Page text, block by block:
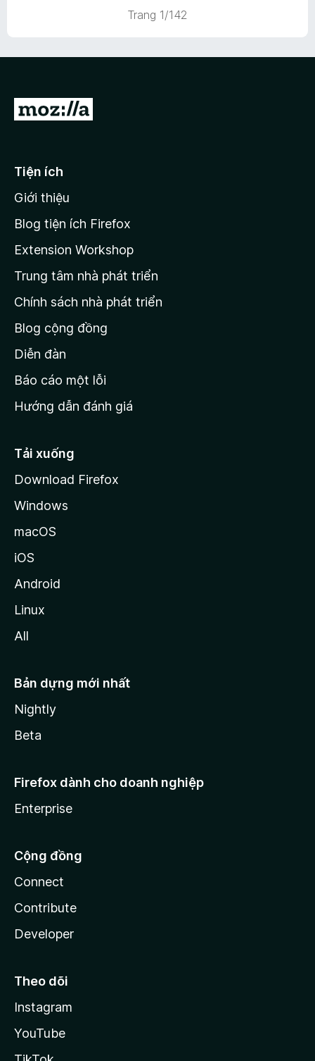
Trang 1/142
Đ
ế
t
r
n
g
c
ủ
M
o
i
l
Tiện ích
Giới thiệu
Blog tiện ích Firefox
Extension Workshop
Trung tâm nhà phát triển
Chính sách nhà phát triển
Blog cộng đồng
Diễn đàn
Báo cáo một lỗi
Hướng dẫn đánh giá
Tải xuống
Download Firefox
Windows
macOS
iOS
Android
Linux
All
Bản dựng mới nhất
Nightly
Beta
Firefox dành cho doanh nghiệp
Enterprise
Cộng đồng
Connect
Contribute
Developer
Theo dõi
Instagram
YouTube